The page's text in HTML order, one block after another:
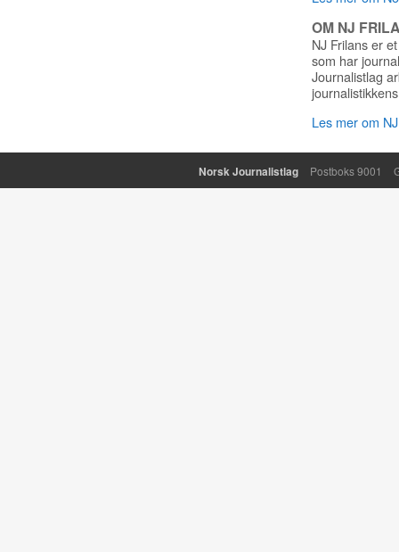
OM NJ
NJ Frilans er
som har
Journalistlag
Les mer om
Norsk Journalistlag Postboks 9001